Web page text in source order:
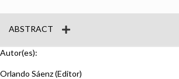
ABSTRACT
Autor(es):
Orlando Sáenz (Editor)